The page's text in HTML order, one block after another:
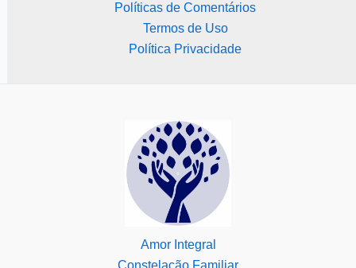
Políticas de Comentários
Termos de Uso
Política Privacidade
Amor Integral